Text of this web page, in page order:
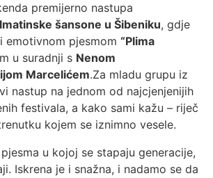
premijerno nastupa
šansone u Šibeniku, gdje
emotivnom pjesmom “Plima
u suradnji s Nenom
Marcelićem.Za mladu grupu iz
nastup na jednom od najcjenjenijih
festivala, a kako sami kažu – riječ
kojem se iznimno vesele.
u kojoj se stapaju generacije,
Iskrena je i snažna, i nadamo se da